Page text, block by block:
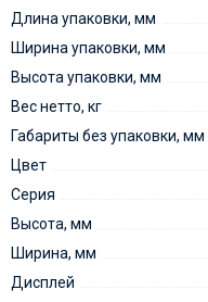
Длина упаковки, мм
Ширина упаковки, мм
Высота упаковки, мм
Вес нетто, кг
Габариты без упаковки, мм
Цвет
Серия
Высота, мм
Ширина, мм
Дисплей